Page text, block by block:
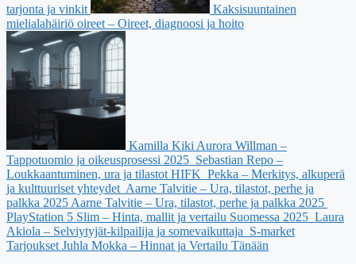
tarjonta ja vinkit
Kaksisuuntainen
mielialahäiriö oireet – Oireet, diagnoosi ja hoito
Kamilla Kiki Aurora Willman –
Tappotuomio ja oikeusprosessi 2025 Sebastian Repo –
Loukkaantuminen, ura ja tilastot HIFK Pekka – Merkitys, alkuperä
ja kulttuuriset yhteydet Aarne Talvitie – Ura, tilastot, perhe ja
palkka 2025 Aarne Talvitie – Ura, tilastot, perhe ja palkka 2025
PlayStation 5 Slim – Hinta, mallit ja vertailu Suomessa 2025 Laura
Akiola – Selviytyjät-kilpailija ja somevaikuttaja S-market
Tarjoukset Juhla Mokka – Hinnat ja Vertailu Tänään